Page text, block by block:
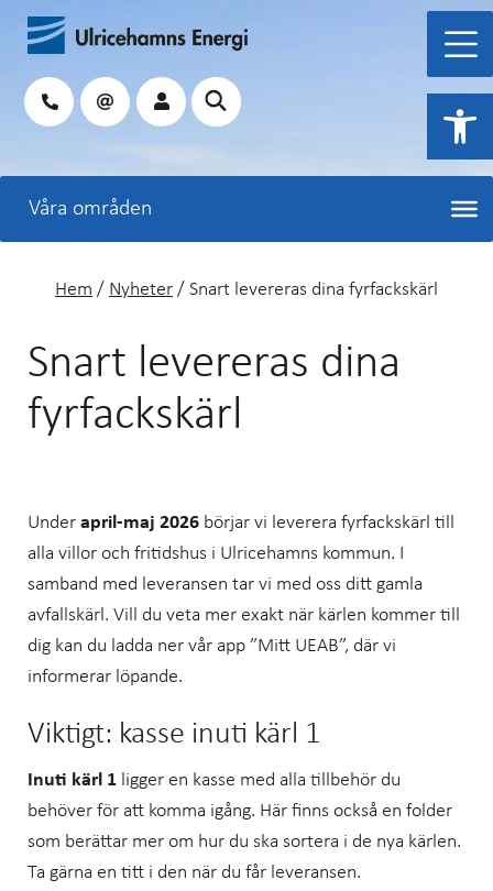
Hoppa
innehåll
Sök
Hem / Nyheter / Snart levereras dina fyrfackskärl
Snart levereras dina
fyrfackskärl
Under april-maj 2026 börjar vi leverera fyrfackskärl till
alla villor och fritidshus i Ulricehamns kommun. I
samband med leveransen tar vi med oss ditt gamla
avfallskärl. Vill du veta mer exakt när kärlen kommer till
dig kan du ladda ner vår app ”Mitt UEAB”, där vi
informerar löpande.
Viktigt: kasse inuti kärl 1
Inuti kärl 1 ligger en kasse med alla tillbehör du
behöver för att komma igång. Här finns också en folder
som berättar mer om hur du ska sortera i de nya kärlen.
Ta gärna en titt i den när du får leveransen.